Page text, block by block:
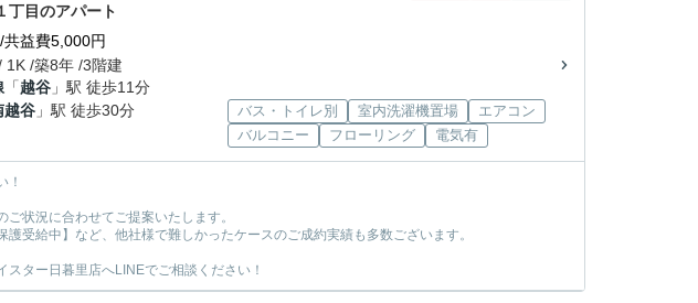
丁目のアパート
共益費5,000円
1K /築8年 /3階建
「越谷 」駅 徒歩11分
越谷 」駅 徒歩30分 バス・トイレ別 室内洗濯機置場
エアコン
バルコニー
フローリング 電気有
！
状況に合わせてご提案いたします。
護受給中】など、他社様で難しかったケースのご成約実績も多数ございます。
ター日暮里店へLINEでご相談ください！